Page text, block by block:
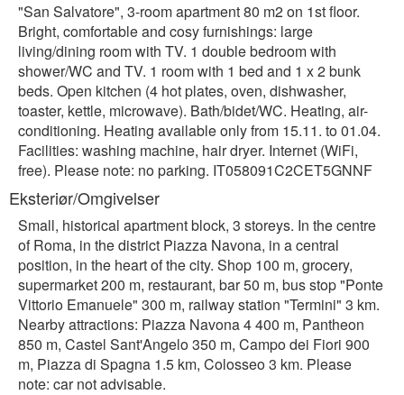
"San Salvatore", 3-room apartment 80 m2 on 1st floor.
Bright, comfortable and cosy furnishings: large
living/dining room with TV. 1 double bedroom with
shower/WC and TV. 1 room with 1 bed and 1 x 2 bunk
beds. Open kitchen (4 hot plates, oven, dishwasher,
toaster, kettle, microwave). Bath/bidet/WC. Heating, air-
conditioning. Heating available only from 15.11. to 01.04.
Facilities: washing machine, hair dryer. Internet (WiFi,
free). Please note: no parking. IT058091C2CET5GNNF
Eksteriør/Omgivelser
Small, historical apartment block, 3 storeys. In the centre
of Roma, in the district Piazza Navona, in a central
position, in the heart of the city. Shop 100 m, grocery,
supermarket 200 m, restaurant, bar 50 m, bus stop "Ponte
Vittorio Emanuele" 300 m, railway station "Termini" 3 km.
Nearby attractions: Piazza Navona 4 400 m, Pantheon
850 m, Castel Sant'Angelo 350 m, Campo dei Fiori 900
m, Piazza di Spagna 1.5 km, Colosseo 3 km. Please
note: car not advisable.